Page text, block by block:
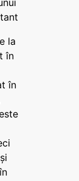
la
în
în